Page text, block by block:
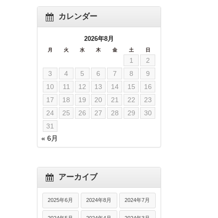
カレンダー
2026年8月
月 火 水 木 金 土 日
1
2
3
4 5 6 7 8
9
10
11 12 13 14 15
16
17
18 19 20 21 22
23
24
25 26 27 28 29
30
31
« 6月
アーカイブ
2025年6月 2024年8月 2024年7月